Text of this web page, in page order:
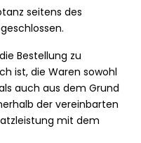
seitens des
Bestellung zu
ist, die Waren sowohl
auch aus dem Grund
der vereinbarten
mit dem